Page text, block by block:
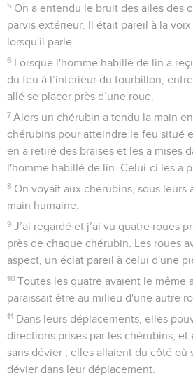
5 On a entendu le bruit des ailes des
parvis extérieur. Il était pareil à la
lorsqu'il parle.
6 Lorsque l'homme habillé de lin a
du feu à l’intérieur du tourbillon,
allé se placer près d’une roue.
7 Alors un chérubin a tendu la main
chérubins pour atteindre le feu situé
en a retiré des braises et les a mises
l'homme habillé de lin. Celui-ci les a
8 On voyait aux chérubins, sous leurs
main humaine.
9 J’ai regardé et j’ai vu quatre roues
près de chaque chérubin. Les roues
aspect, un éclat pareil à celui d'une
10 Toutes les quatre avaient le même
paraissait être au milieu d'une autre
11 Dans leurs déplacements, elles
directions prises par les chérubins, et
sans dévier ; elles allaient du côté où
dévier dans leur déplacement.